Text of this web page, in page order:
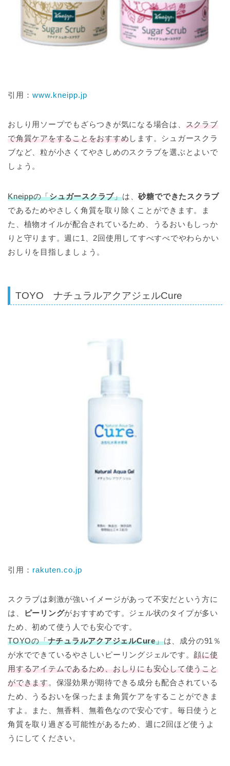
引用： www.kneipp.jp
おしり用ソープでもざらつきが気になる場合は、
スクラブ
で角質ケアをすることをおすすめ します。シュガースクラ
ブなど、粒が小さくてやさしめのスクラブを選ぶとよいで
しょう。
Kneippの「シュガースクラブ」は、砂糖でできたスクラブ
であるためやさしく角質を取り除くことができます。ま
た、植物オイルが配合されているため、うるおいもしっか
りと守ります。週に1、2回使用してすべすべでやわらかい
おしりを目指しましょう。
TOYO ナチュラルアクアジェルCure
引用： rakuten.co.jp
スクラブは刺激が強いイメージがあって不安だという方に
は、
ピーリングがおすすめです。ジェル状のタイプが多い
ため、初めて使う人でも安心です。
TOYOの「ナチュラルアクアジェルCure」は、成分の91％
が水でできているやさしいピーリングジェルです。 顔に使
用するアイテムであるため、おしりにも安心して使うこと
ができます 。保湿効果が期待できる成分も配合されている
ため、うるおいを保ったまま角質ケアをすることができま
すよ。また、無香料、無着色なので安心です。毎日使うと
角質を取り過ぎる可能性があるため、週に2回ほど使うよ
うにしてください。